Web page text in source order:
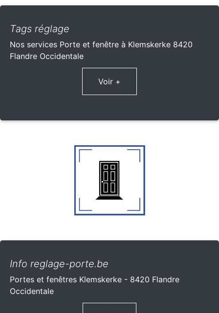
Tags réglage
Nos services Porte et fenêtre à Klemskerke 8420
Flandre Occidentale
Voir +
Info reglage-porte.be
Portes et fenêtres Klemskerke - 8420 Flandre
Occidentale